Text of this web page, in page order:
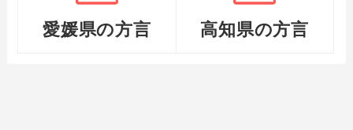
愛媛県の方言 高知県の方言